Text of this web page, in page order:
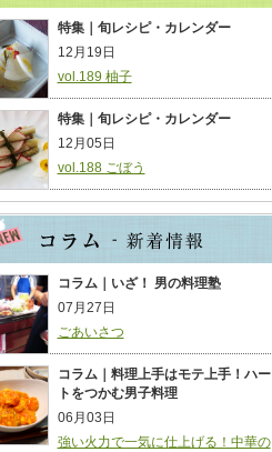
特集｜旬レシピ・カレンダー
12月19日
vol.189 柚子
特集｜旬レシピ・カレンダー
12月05日
vol.188 ごぼう
コラム｜いざ！ 男の料理塾
07月27日
ごあいさつ
コラム｜料理上手はモテ上手！ハー
トをつかむ男子料理
06月03日
強い火力で一気に仕上げる！中華の